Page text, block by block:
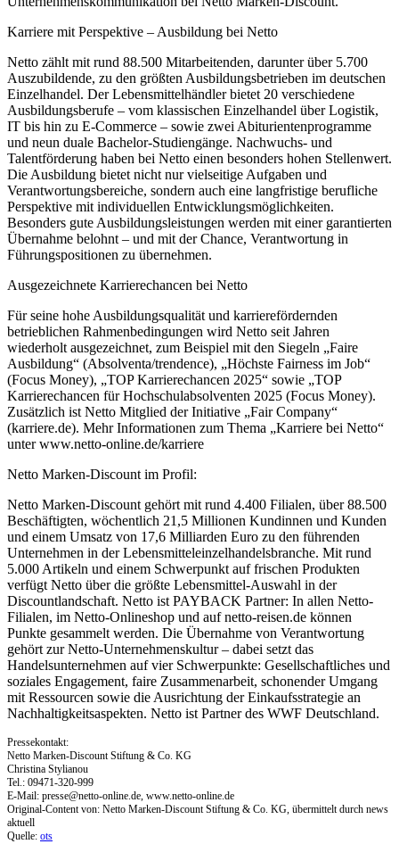
Karriere mit Perspektive – Ausbildung bei Netto
Netto zählt mit rund 88.500 Mitarbeitenden, darunter über 5.700
Auszubildende, zu den größten Ausbildungsbetrieben im deutschen
Einzelhandel. Der Lebensmittelhändler bietet 20 verschiedene
Ausbildungsberufe – vom klassischen Einzelhandel über Logistik,
IT bis hin zu E-Commerce – sowie zwei Abiturientenprogramme
und neun duale Bachelor-Studiengänge. Nachwuchs- und
Talentförderung haben bei Netto einen besonders hohen Stellenwert.
Die Ausbildung bietet nicht nur vielseitige Aufgaben und
Verantwortungsbereiche, sondern auch eine langfristige berufliche
Perspektive mit individuellen Entwicklungsmöglichkeiten.
Besonders gute Ausbildungsleistungen werden mit einer garantierten
Übernahme belohnt – und mit der Chance, Verantwortung in
Führungspositionen zu übernehmen.
Ausgezeichnete Karrierechancen bei Netto
Für seine hohe Ausbildungsqualität und karrierefördernden
betrieblichen Rahmenbedingungen wird Netto seit Jahren
wiederholt ausgezeichnet, zum Beispiel mit den Siegeln „Faire
Ausbildung“ (Absolventa/trendence), „Höchste Fairness im Job“
(Focus Money), „TOP Karrierechancen 2025“ sowie „TOP
Karrierechancen für Hochschulabsolventen 2025 (Focus Money).
Zusätzlich ist Netto Mitglied der Initiative „Fair Company“
(karriere.de). Mehr Informationen zum Thema „Karriere bei Netto“
unter www.netto-online.de/karriere
Netto Marken-Discount im Profil:
Netto Marken-Discount gehört mit rund 4.400 Filialen, über 88.500
Beschäftigten, wöchentlich 21,5 Millionen Kundinnen und Kunden
und einem Umsatz von 17,6 Milliarden Euro zu den führenden
Unternehmen in der Lebensmitteleinzelhandelsbranche. Mit rund
5.000 Artikeln und einem Schwerpunkt auf frischen Produkten
verfügt Netto über die größte Lebensmittel-Auswahl in der
Discountlandschaft. Netto ist PAYBACK Partner: In allen Netto-
Filialen, im Netto-Onlineshop und auf netto-reisen.de können
Punkte gesammelt werden. Die Übernahme von Verantwortung
gehört zur Netto-Unternehmenskultur – dabei setzt das
Handelsunternehmen auf vier Schwerpunkte: Gesellschaftliches und
soziales Engagement, faire Zusammenarbeit, schonender Umgang
mit Ressourcen sowie die Ausrichtung der Einkaufsstrategie an
Nachhaltigkeitsaspekten. Netto ist Partner des WWF Deutschland.
Pressekontakt:
Netto Marken-Discount Stiftung & Co. KG
Christina Stylianou
Tel.: 09471-320-999
E-Mail: presse@netto-online.de, www.netto-online.de
Original-Content von: Netto Marken-Discount Stiftung & Co. KG, übermittelt durch news
aktuell
Quelle: ots